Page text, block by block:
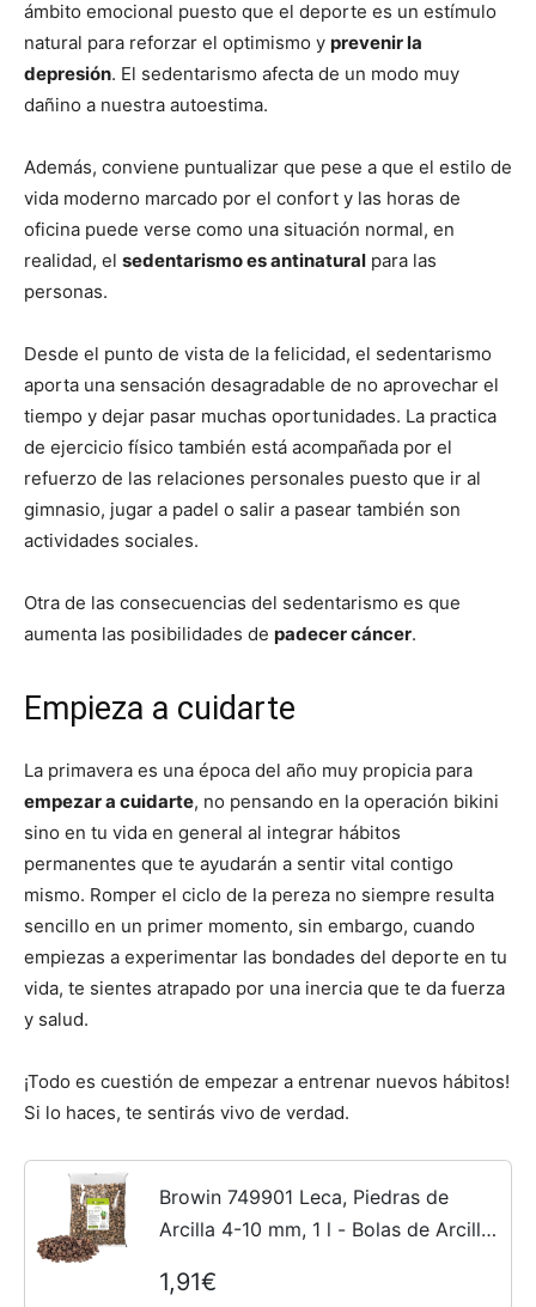
ámbito emocional puesto que el deporte es un estímulo
natural para reforzar el optimismo y prevenir la
depresión. El sedentarismo afecta de un modo muy
dañino a nuestra autoestima.
Además, conviene puntualizar que pese a que el estilo de
vida moderno marcado por el confort y las horas de
oficina puede verse como una situación normal, en
realidad, el sedentarismo es antinatural para las
personas.
Desde el punto de vista de la felicidad, el sedentarismo
aporta una sensación desagradable de no aprovechar el
tiempo y dejar pasar muchas oportunidades. La practica
de ejercicio físico también está acompañada por el
refuerzo de las relaciones personales puesto que ir al
gimnasio, jugar a padel o salir a pasear también son
actividades sociales.
Otra de las consecuencias del sedentarismo es que
aumenta las posibilidades de padecer cáncer.
Empieza a cuidarte
La primavera es una época del año muy propicia para
empezar a cuidarte, no pensando en la operación bikini
sino en tu vida en general al integrar hábitos
permanentes que te ayudarán a sentir vital contigo
mismo. Romper el ciclo de la pereza no siempre resulta
sencillo en un primer momento, sin embargo, cuando
empiezas a experimentar las bondades del deporte en tu
vida, te sientes atrapado por una inercia que te da fuerza
y salud.
¡Todo es cuestión de empezar a entrenar nuevos hábitos!
Si lo haces, te sentirás vivo de verdad.
Browin 749901 Leca, Piedras de
Arcilla 4-10 mm, 1 l - Bolas de Arcilla
Maceta, guijarros Decorativos para
1,91€